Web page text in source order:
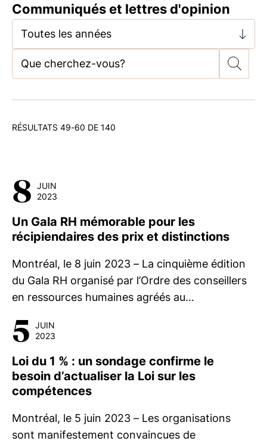
Communiqués et lettres d'opinion
Toutes les années
RÉSULTATS 49-60 DE 140
8 JUIN
2023
Un Gala RH mémorable pour les
récipiendaires des prix et distinctions
Montréal, le 8 juin 2023 – La cinquième édition
du Gala RH organisé par l’Ordre des conseillers
en ressources humaines agréés au…
5 JUIN
2023
Loi du 1 % : un sondage confirme le
besoin d’actualiser la Loi sur les
compétences
Montréal, le 5 juin 2023 – Les organisations
sont manifestement convaincues de